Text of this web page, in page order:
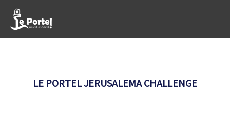
LE PORTEL JERUSALEMA CHALLENGE